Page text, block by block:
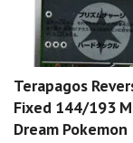
Terapagos
Fixed 144/193
Dream Pokemon